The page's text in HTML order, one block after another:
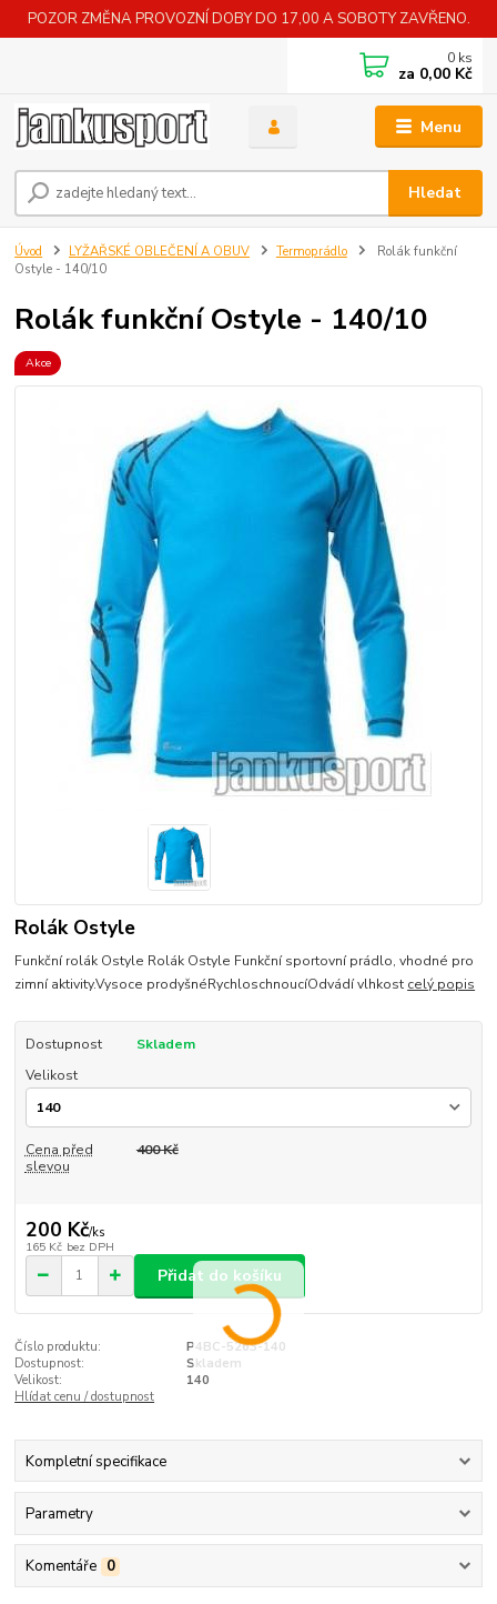
POZOR ZMĚNA PROVOZNÍ DOBY DO 17,00 A SOBOTY ZAVŘENO.
Menu
Hledat
0 ks
za 0,00 Kč
Úvod LYŽAŘSKÉ OBLEČENÍ A OBUV Termoprádlo
Rolák funkční
Ostyle - 140/10
Rolák funkční Ostyle - 140/10
Akce
Rolák Ostyle
Funkční rolák Ostyle Rolák Ostyle Funkční sportovní prádlo, vhodné pro
zimní aktivity.Vysoce prodyšnéRychloschnoucíOdvádí vlhkost celý popis
Dostupnost
Skladem
Velikost
Cena před
slevou
400 Kč
200 Kč/ks
165 Kč bez DPH
Přidat do košíku
Číslo produktu:
P4BC-5263-140
Dostupnost:
Skladem
Velikost:
140
Hlídat cenu / dostupnost
Kompletní specifikace
Parametry
Komentáře 0